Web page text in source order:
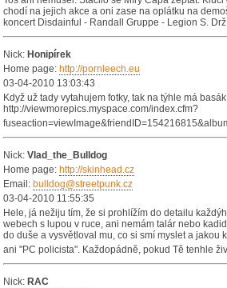
chodí na jejich akce a oni zase na oplátku na
koncert Disdainful - Randall Gruppe - Legion S.
Nick: Honipírek
Home page: http://pornleech.eu
03-04-2010 13:03:43
Když už tady vytahujem fotky, tak na týhle má
http://viewmorepics.myspace.com/index.cfm?
Nick: Vlad_the_Bulldog
Home page: http://skinhead.cz
Email: bulldog@streetpunk.cz
03-04-2010 11:55:35
Hele, já nežiju tím, že si prohlížím do detailu
webech s lupou v ruce, ani nemám talár nebo
do duše a vysvětloval mu, co si smí myslet a jakou
ani "PC policista". Každopádně, pokud Tě tenhle
Nick: RAC